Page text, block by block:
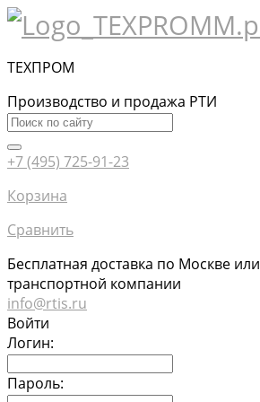
ТЕХПРОМ
Производство и продажа РТИ
+7 (495) 725-91-23
Корзина
Сравнить
Бесплатная доставка по Москве
транспортной компании
info@rtis.ru
Войти
Логин:
Пароль: